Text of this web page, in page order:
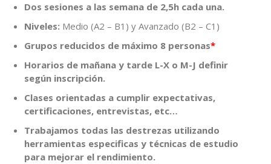
Dos sesiones a las semana de 2,5h cada una.
Niveles: Medio (A2 – B1) y Avanzado (B2 – C1)
Grupos reducidos de máximo 8 personas*
Horarios de mañana y tarde L-X o M-J definir
según inscripción.
Clases orientadas a cumplir expectativas,
certificaciones, entrevistas, etc…
Trabajamos todas las destrezas utilizando
herramientas especificas y técnicas de estudio
para mejorar el rendimiento.